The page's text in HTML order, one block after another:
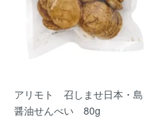
アリモト 召しませ日本・島
醤油せんべい 80g